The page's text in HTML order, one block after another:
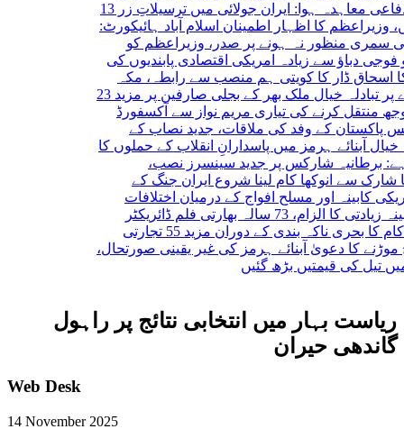
ہوا: ایران
جولائی میں ترسیلاتِ زر 13
کا اظہار اطمیناناسلام آباد ہائیکورٹ:
منظور نہ ہونے پر صدر، وزیراعظم کو
سے زیادہ امریکی اقتصادی پابندیوں کی
ڈار کا کویتی ہم منصب سے رابطہ، مکہ
خیال
ملک بھر کے بجلی صارفین پر مزید 23
کرنے کی تیاریمریم نواز سے آکسفورڈ
کے وفد کی ملاقات، جدید نصاب کے
ہرمز میں پاسدارانِ انقلاب کے حملوں کا
شارکس پر جدید سینسرز نصب،
انوکھا کام لینا شروع ایران جنگ کے
اور مسلح افواج کے درمیان اختلافات
اداکارہ سے مبینہ زیادتی کا الزام، 73 سالہ بھارتی فلم ڈائریکٹر
سینٹ کام کا بحری ناکہ بندی کے دوران مزید 55 تجارتی
کا دعویٰ آبنائے ہرمز کی غیر یقینی صورتحال،
قیمتیں بڑھ گئیں
ریاست بہار میں انتخابی نتائج پر راہول
گاندھی حیران
Web Desk
14 November 2025